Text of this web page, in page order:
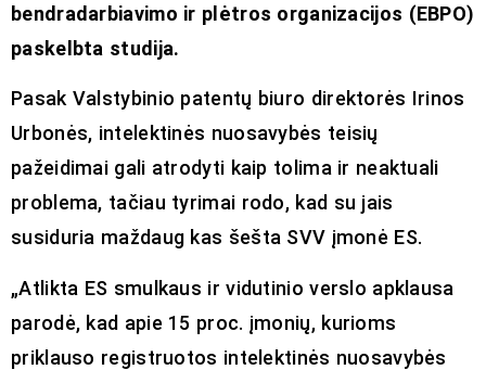
bendradarbiavimo ir plėtros organizacijos (EBPO)
paskelbta studija.
Pasak Valstybinio patentų biuro direktorės Irinos
Urbonės, intelektinės nuosavybės teisių
pažeidimai gali atrodyti kaip tolima ir neaktuali
problema, tačiau tyrimai rodo, kad su jais
susiduria maždaug kas šešta SVV įmonė ES.
„Atlikta ES smulkaus ir vidutinio verslo apklausa
parodė, kad apie 15 proc. įmonių, kurioms
priklauso registruotos intelektinės nuosavybės